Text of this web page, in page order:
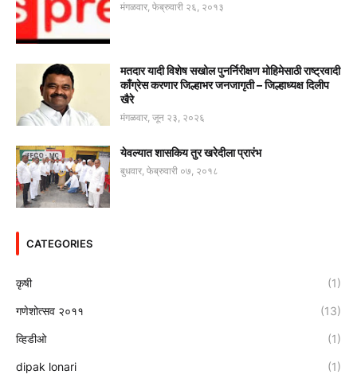
मंगळवार, फेब्रुवारी २६, २०१३
मतदार यादी विशेष सखोल पुनर्निरीक्षण मोहिमेसाठी राष्ट्रवादी
काँग्रेस करणार जिल्हाभर जनजागृती – जिल्हाध्यक्ष दिलीप
खैरे
मंगळवार, जून २३, २०२६
येवल्यात शासकिय तुर खरेदीला प्रारंभ
बुधवार, फेब्रुवारी ०७, २०१८
CATEGORIES
कृषी (1)
गणेशोत्सव २०११ (13)
व्हिडीओ (1)
dipak lonari (1)